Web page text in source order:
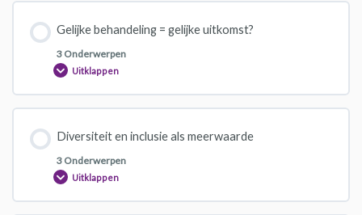
Gelijke behandeling = gelijke uitkomst?
3 Onderwerpen
Uitklappen
Diversiteit en inclusie als meerwaarde
3 Onderwerpen
Uitklappen